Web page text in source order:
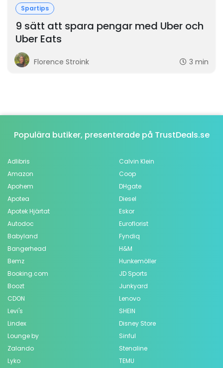
Spartips
9 sätt att spara pengar med Uber och
Uber Eats
Florence Stroink 3 min
Populära butiker, presenterade på TrustDeals.se
Adlibris
Amazon
Apohem
Apotea
Apotek Hjärtat
Autodoc
Babyland
Bangerhead
Bemz
Booking.com
Boozt
CDON
Calvin Klein
Coop
DHgate
Diesel
Eskor
Euroflorist
Fyndiq
H&M
Hunkemöller
JD Sports
Junkyard
Lenovo
Levi's
Lindex
Lounge by
Zalando
Lyko
SHEIN
Disney Store
Sinful
Stenaline
TEMU